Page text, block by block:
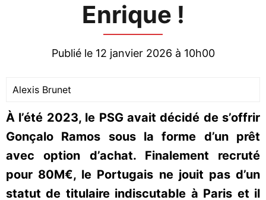
Enrique !
Publié le 12 janvier 2026 à 10h00
Alexis Brunet
À l’été 2023, le PSG avait décidé de s’offrir
Gonçalo Ramos sous la forme d’un prêt
avec option d’achat. Finalement recruté
pour 80M€, le Portugais ne jouit pas d’un
statut de titulaire indiscutable à Paris et il